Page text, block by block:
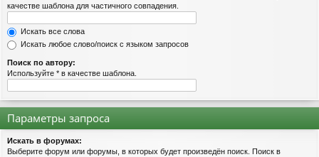
качестве шаблона для частичного совпадения.
Искать все слова
Искать любое слово/поиск с языком запросов
Поиск по автору:
Используйте * в качестве шаблона.
Параметры запроса
Искать в форумах:
Выберите форум или форумы, в которых будет произведён поиск. Поиск в